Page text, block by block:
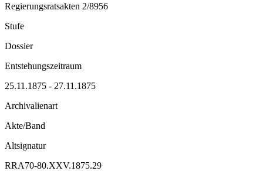
Regierungsratsakten 2/8956
Stufe
Dossier
Entstehungszeitraum
25.11.1875 - 27.11.1875
Archivalienart
Akte/Band
Altsignatur
RRA70-80.XXV.1875.29